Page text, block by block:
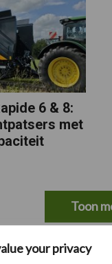
your privacy
6 & 8:
met
Toon